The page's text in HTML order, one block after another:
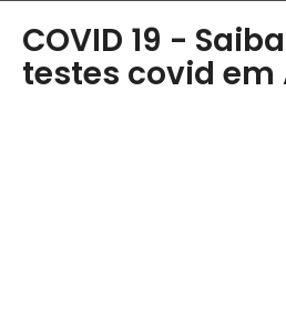
COVID 19 -
testes covid em